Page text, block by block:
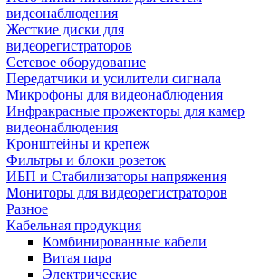
видеонаблюдения
Жесткие диски для
видеорегистраторов
Сетевое оборудование
Передатчики и усилители сигнала
Микрофоны для видеонаблюдения
Инфракрасные прожекторы для камер
видеонаблюдения
Кронштейны и крепеж
Фильтры и блоки розеток
ИБП и Стабилизаторы напряжения
Мониторы для видеорегистраторов
Разное
Кабельная продукция
Комбинированные кабели
Витая пара
Электрические